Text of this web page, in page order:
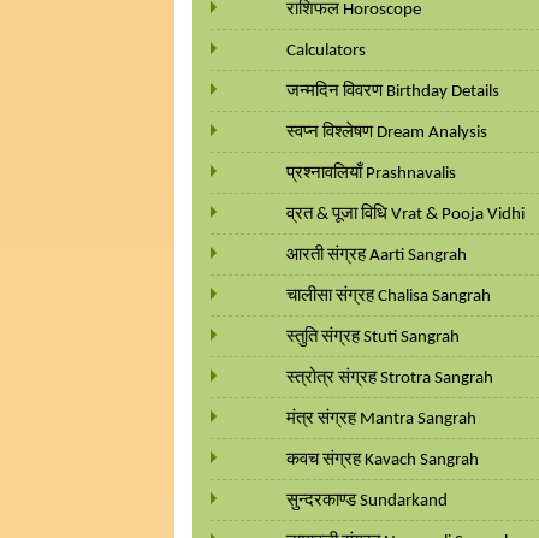
राशिफल Horoscope
Calculators
जन्मदिन विवरण Birthday Details
स्वप्न विश्लेषण Dream Analysis
प्रश्नावलियाँ Prashnavalis
व्रत & पूजा विधि Vrat & Pooja Vidhi
आरती संग्रह Aarti Sangrah
चालीसा संग्रह Chalisa Sangrah
स्तुति संग्रह Stuti Sangrah
स्त्रोत्र संग्रह Strotra Sangrah
मंत्र संग्रह Mantra Sangrah
कवच संग्रह Kavach Sangrah
सुन्दरकाण्ड Sundarkand